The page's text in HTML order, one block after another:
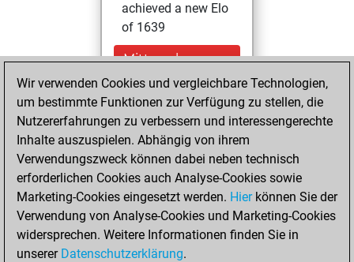
achieved a new Elo
of 1639
Mittwoch,
September 6,
2023
against Fritz
Fritz
Dienstag,
November 24,
2020
You created
Wir verwenden Cookies und vergleichbare Technologien,
um bestimmte Funktionen zur Verfügung zu stellen, die
Nutzererfahrungen zu verbessern und interessengerechte
Inhalte auszuspielen. Abhängig von ihrem
Verwendungszweck können dabei neben technisch
erforderlichen Cookies auch Analyse-Cookies sowie
Marketing-Cookies eingesetzt werden. Hierkönnen Sie der
Verwendung von Analyse-Cookies und Marketing-Cookies
widersprechen. Weitere Informationen finden Sie in
unserer Datenschutzerklärung.